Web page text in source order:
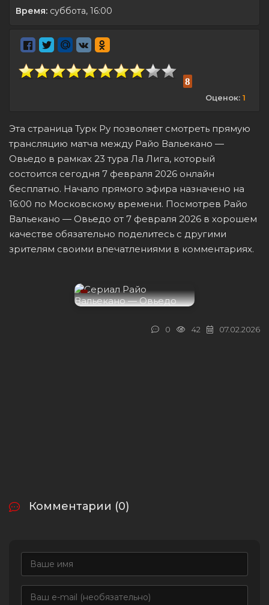
Эта страница Турк Ру позволяет смотреть прямую
трансляцию матча между Райо Вальекано —
Овьедо в рамках 23 тура Ла Лига, который
состоится сегодня 7 февраля 2026 онлайн
бесплатно. Начало прямого эфира назначено на
16:00 по Московскому времени. Посмотрев Райо
Вальекано — Овьедо от 7 февраля 2026 в хорошем
качестве обязательно поделитесь с другими
зрителям своими впечатлениями в комментариях.
Время: суббота, 16:00
8
Оценок: 1
07.02.2026
42
0
Комментарии (0)